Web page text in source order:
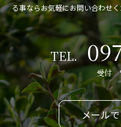
る事ならお気軽にお問い合わせ
TEL.
受付
メール